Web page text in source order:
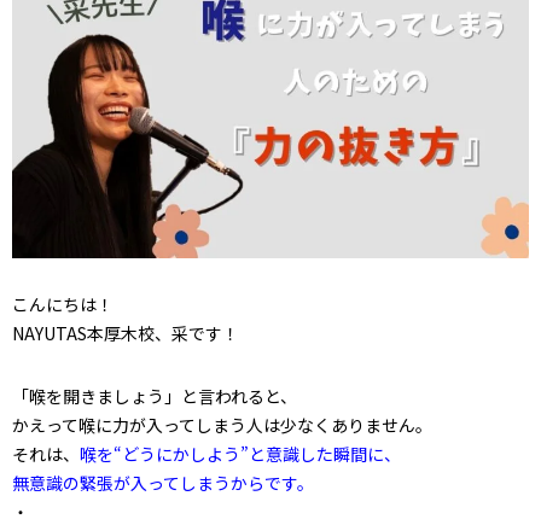
こんにちは！
NAYUTAS本厚木校、采です！
「喉を開きましょう」と言われると、
かえって喉に力が入ってしまう人は少なくありません。
それは、 喉を“どうにかしよう”と意識した瞬間に、
無意識の緊張が入ってしまうからです。
・